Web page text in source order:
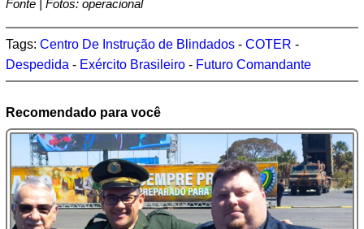
Fonte | Fotos: operacional
Tags: Centro De Instrução de Blindados - COTER -
Despedida - Exército Brasileiro - Futuro Comandante
Recomendado para você